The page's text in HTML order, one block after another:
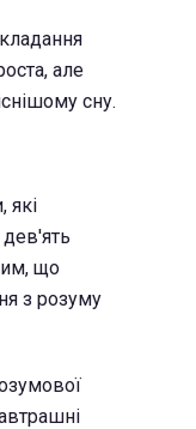
але
сну.
які
що
з розуму